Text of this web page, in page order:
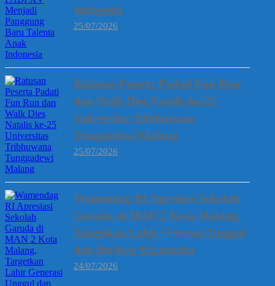
Indonesia
25/07/2026
Ratusan Peserta Padati Fun Run
dan Walk Dies Natalis ke-25
Universitas Tribhuwana
Tunggadewi Malang
25/07/2026
Wamendag RI Apresiasi Sekolah
Garuda di MAN 2 Kota Malang,
Targetkan Lahir Generasi Unggul
dan Berjiwa Wirausaha
24/07/2026